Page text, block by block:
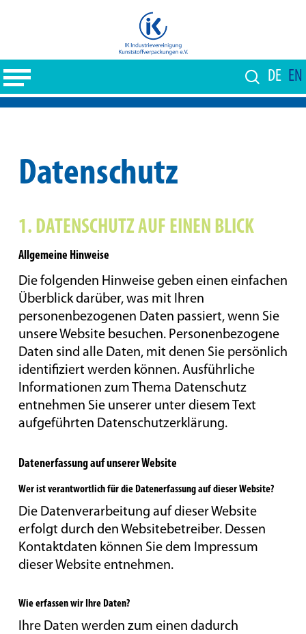
content
DE EN
Datenschutz
1. DATENSCHUTZ AUF EINEN BLICK
Allgemeine Hinweise
Die folgenden Hinweise geben einen einfachen
Überblick darüber, was mit Ihren
personenbezogenen Daten passiert, wenn Sie
unsere Website besuchen. Personenbezogene
Daten sind alle Daten, mit denen Sie persönlich
identifiziert werden können. Ausführliche
Informationen zum Thema Datenschutz
entnehmen Sie unserer unter diesem Text
aufgeführten Datenschutzerklärung.
Datenerfassung auf unserer Website
Wer ist verantwortlich für die Datenerfassung auf dieser Website?
Die Datenverarbeitung auf dieser Website
erfolgt durch den Websitebetreiber. Dessen
Kontaktdaten können Sie dem Impressum
dieser Website entnehmen.
Wie erfassen wir Ihre Daten?
Ihre Daten werden zum einen dadurch
Menu